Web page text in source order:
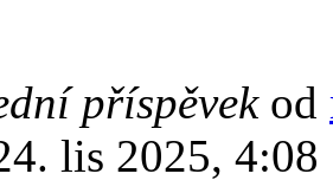
příspěvekod
lis 2025, 4:08